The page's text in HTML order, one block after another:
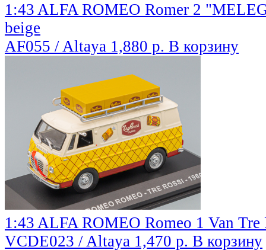
1:43 ALFA ROMEO Romer 2
beige
AF055 / Altaya 1,880 р. В корзину
1:43 ALFA ROMEO Romeo 1 Van
VCDE023 / Altaya 1,470 р. В корзину